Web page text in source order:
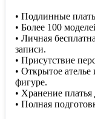
• Подлинные
• Более 100
• Личная
записи.
• Присутствие
• Открытое
фигуре.
• Хранение
• Полная